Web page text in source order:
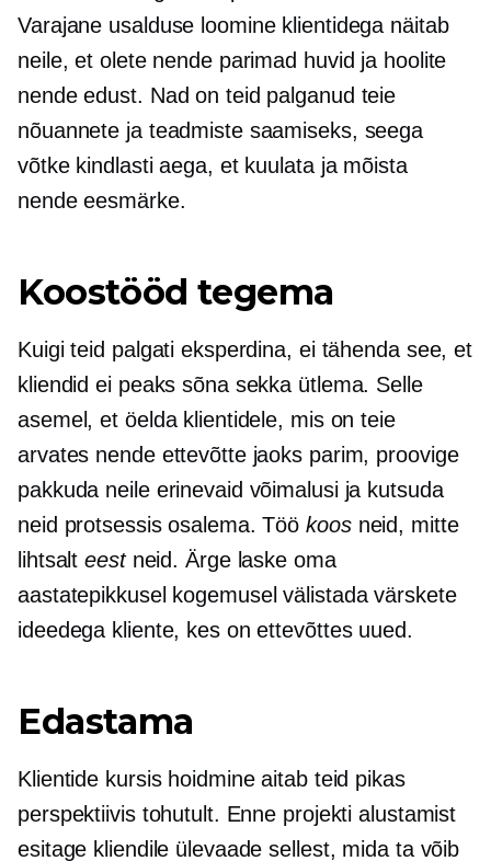
Varajane usalduse loomine klientidega näitab
neile, et olete nende parimad huvid ja hoolite
nende edust. Nad on teid palganud teie
nõuannete ja teadmiste saamiseks, seega
võtke kindlasti aega, et kuulata ja mõista
nende eesmärke.
Koostööd tegema
Kuigi teid palgati eksperdina, ei tähenda see, et
kliendid ei peaks sõna sekka ütlema. Selle
asemel, et öelda klientidele, mis on teie
arvates nende ettevõtte jaoks parim, proovige
pakkuda neile erinevaid võimalusi ja kutsuda
neid protsessis osalema. Töökoosneid, mitte
lihtsalteestneid. Ärge laske oma
aastatepikkusel kogemusel välistada värskete
ideedega kliente, kes on ettevõttes uued.
Edastama
Klientide kursis hoidmine aitab teid pikas
perspektiivis tohutult. Enne projekti alustamist
esitage kliendile ülevaade sellest, mida ta võib